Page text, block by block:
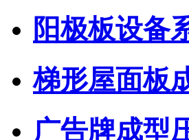
阳极板设备
梯形屋面板
广告牌成型